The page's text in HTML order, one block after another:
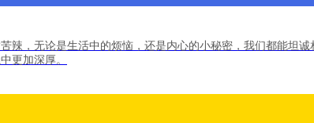
辣，无论是生活中的烦恼，还是内心的小秘密，我们都能坦诚
更加深厚。